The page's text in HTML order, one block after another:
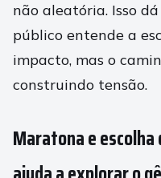
não aleatória. Isso
público entende a
impacto, mas o
construindo tensão.
Maratona e